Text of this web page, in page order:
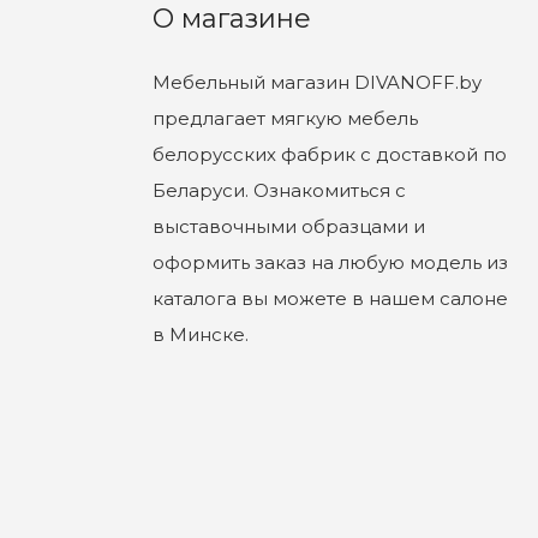
О магазине
Мебельный магазин DIVANOFF.by
предлагает мягкую мебель
белорусских фабрик с доставкой по
Беларуси. Ознакомиться с
выставочными образцами и
оформить заказ на любую модель из
каталога вы можете в нашем салоне
в Минске.